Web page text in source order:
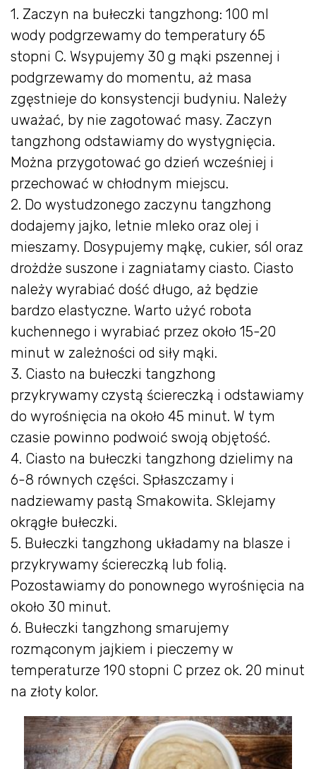
1. Zaczyn na bułeczki tangzhong: 100 ml
wody podgrzewamy do temperatury 65
stopni C. Wsypujemy 30 g mąki pszennej i
podgrzewamy do momentu, aż masa
zgęstnieje do konsystencji budyniu. Należy
uważać, by nie zagotować masy. Zaczyn
tangzhong odstawiamy do wystygnięcia.
Można przygotować go dzień wcześniej i
przechować w chłodnym miejscu.
2. Do wystudzonego zaczynu tangzhong
dodajemy jajko, letnie mleko oraz olej i
mieszamy. Dosypujemy mąkę, cukier, sól oraz
drożdże suszone i zagniatamy ciasto. Ciasto
należy wyrabiać dość długo, aż będzie
bardzo elastyczne. Warto użyć robota
kuchennego i wyrabiać przez około 15-20
minut w zależności od siły mąki.
3. Ciasto na bułeczki tangzhong
przykrywamy czystą ściereczką i odstawiamy
do wyrośnięcia na około 45 minut. W tym
czasie powinno podwoić swoją objętość.
4. Ciasto na bułeczki tangzhong dzielimy na
6-8 równych części. Spłaszczamy i
nadziewamy pastą Smakowita. Sklejamy
okrągłe bułeczki.
5. Bułeczki tangzhong układamy na blasze i
przykrywamy ściereczką lub folią.
Pozostawiamy do ponownego wyrośnięcia na
około 30 minut.
6. Bułeczki tangzhong smarujemy
rozmąconym jajkiem i pieczemy w
temperaturze 190 stopni C przez ok. 20 minut
na złoty kolor.